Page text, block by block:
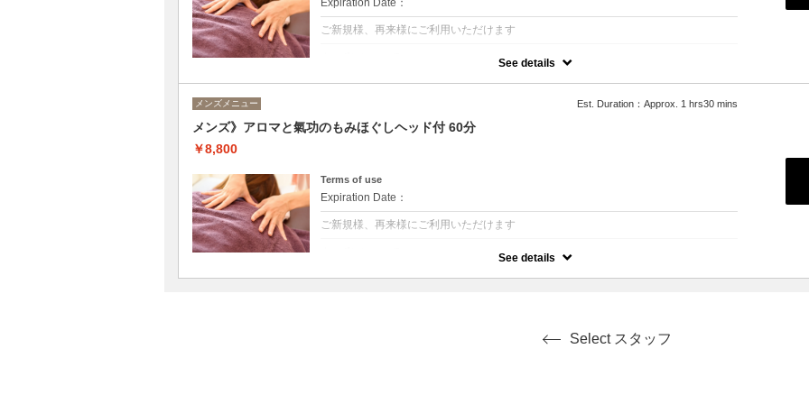
ヘッドはドライでぬらさずにお帰り頂けます。
洗顔→デコルテオイル→首オイル→フィエシャルリフトアップ→リンパケア→ローズ
Expiration Date：
ご新規様、再来様にご利用いただけます
経絡や五臓六腑の働きに合わせて行うアロマと氣功のもみほぐし
See details
メンズメニュー Est. Duration：Approx. 1 hrs30 mins
メンズ》アロマと氣功のもみほぐしヘッド付 60分
￥8,800
Terms of use
Expiration Date：
ご新規様、再来様にご利用いただけます
経絡や五臓六腑の働きに合わせて行うアロマと氣功のもみほぐし
表面：脚→（腕・腹部）→デコルテ→首→ヘッド
See details
Select スタッフ